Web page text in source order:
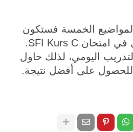
الخمسة فستكون
جاهزًا لكتابة نص قوي في امتحان SFI Kurs C.
اليومي، لذلك حاول
للحصول على أفضل نتيجة.